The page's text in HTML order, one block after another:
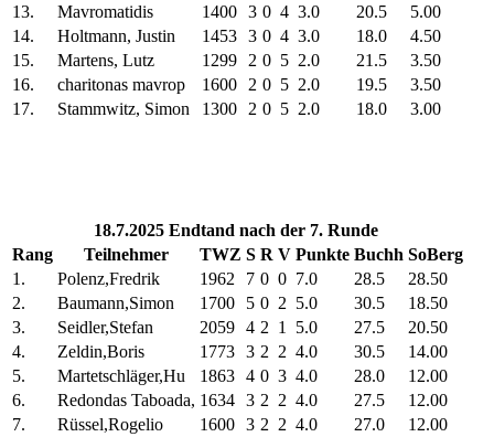
13.
Mavromatidis 1400 3 0 4 3.0 20.5
5.00
14.
Holtmann, Justin 1453 3 0 4 3.0 18.0
4.50
15.
Martens, Lutz 1299 2 0 5 2.0 21.5
3.50
16.
charitonas mavrop 1600 2 0 5 2.0 19.5
3.50
17.
Stammwitz, Simon 1300 2 0 5 2.0 18.0 3.00
18.7.2025 Endtand nach der 7. Runde
Rang
Teilnehmer TWZ S R V Punkte Buchh SoBerg
1.
Polenz,Fredrik 1962 7 0 0 7.0 28.5
28.50
2.
Baumann,Simon 1700 5 0 2 5.0 30.5
18.50
3.
Seidler,Stefan 2059 4 2 1 5.0 27.5
20.50
4.
Zeldin,Boris 1773 3 2 2 4.0 30.5
14.00
5.
Martetschläger,Hu 1863 4 0 3 4.0 28.0
12.00
6.
Redondas Taboada, 1634 3 2 2 4.0 27.5
12.00
7.
Rüssel,Rogelio 1600 3 2 2 4.0 27.0
12.00